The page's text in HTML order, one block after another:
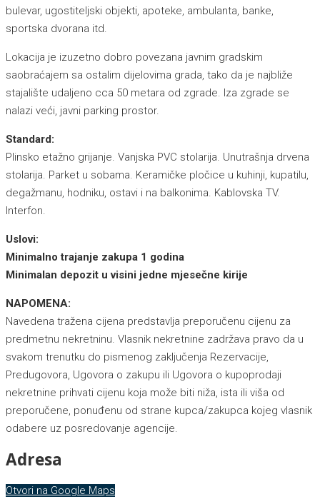
bulevar, ugostiteljski objekti, apoteke, ambulanta, banke,
sportska dvorana itd.
Lokacija je izuzetno dobro povezana javnim gradskim
saobraćajem sa ostalim dijelovima grada, tako da je najbliže
stajalište udaljeno cca 50 metara od zgrade. Iza zgrade se
nalazi veći, javni parking prostor.
Standard:
Plinsko etažno grijanje. Vanjska PVC stolarija. Unutrašnja drvena
stolarija. Parket u sobama. Keramičke pločice u kuhinji, kupatilu,
degažmanu, hodniku, ostavi i na balkonima. Kablovska TV.
Interfon.
Uslovi:
Minimalno trajanje zakupa 1 godina
Minimalan depozit u visini jedne mjesečne kirije
NAPOMENA:
Navedena tražena cijena predstavlja preporučenu cijenu za
predmetnu nekretninu. Vlasnik nekretnine zadržava pravo da u
svakom trenutku do pismenog zaključenja Rezervacije,
Predugovora, Ugovora o zakupu ili Ugovora o kupoprodaji
nekretnine prihvati cijenu koja može biti niža, ista ili viša od
preporučene, ponuđenu od strane kupca/zakupca kojeg vlasnik
odabere uz posredovanje agencije.
Adresa
Otvori na Google Maps